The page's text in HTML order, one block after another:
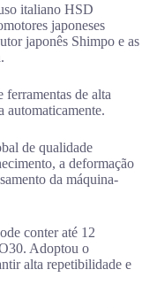
italiano HSD
japoneses
japonês Shimpo e as
ferramentas de alta
automaticamente.
de qualidade
a deformação
da máquina-
conter até 12
Adoptou o
alta repetibilidade e